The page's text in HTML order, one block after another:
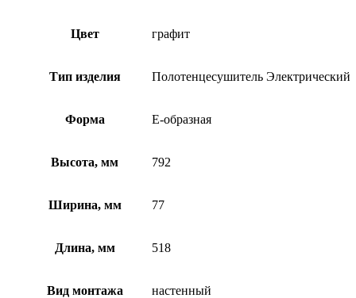
Цвет графит
Тип изделия Полотенцесушитель Электрический
Форма Е-образная
Высота, мм 792
Ширина, мм 77
Длина, мм 518
Вид монтажа настенный